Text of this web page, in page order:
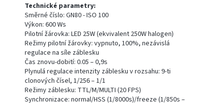
Technické parametry:
Směrné číslo: GN80 - ISO 100
Výkon: 600 Ws
Pilotní žárovka: LED 25W (ekvivalent 250W halogen)
Režimy pilotní žárovky: vypnuto, 100%, nezávislá
regulace na síle záblesku
Čas znovu-dobití: 0.05 – 0,9s
Plynulá regulace intenzity záblesku v rozsahu: 9-ti
clonových čísel, 1/256 – 1/1
Režimy záblesku: TTL/M/MULTI (20 FPS)
Synchronizace: normal/HSS (1/8000s)/freeze (1/850s –